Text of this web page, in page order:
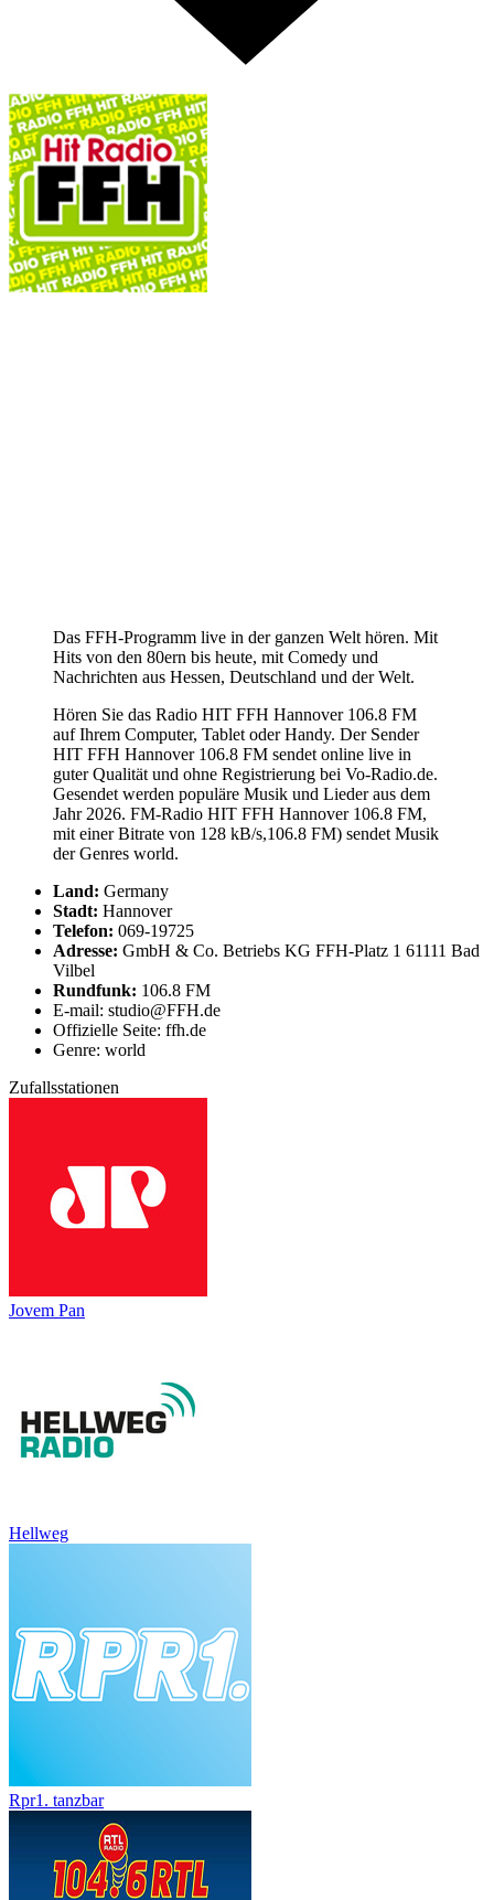
Das FFH-Programm live in der ganzen Welt hören. Mit
Hits von den 80ern bis heute, mit Comedy und
Nachrichten aus Hessen, Deutschland und der Welt.
Hören Sie das Radio HIT FFH Hannover 106.8 FM
auf Ihrem Computer, Tablet oder Handy. Der Sender
HIT FFH Hannover 106.8 FM sendet online live in
guter Qualität und ohne Registrierung bei Vo-Radio.de.
Gesendet werden populäre Musik und Lieder aus dem
Jahr 2026. FM-Radio HIT FFH Hannover 106.8 FM,
mit einer Bitrate von 128 kB/s,106.8 FM) sendet Musik
der Genres world.
Land: Germany
Stadt: Hannover
Telefon: 069-19725
Adresse: GmbH & Co. Betriebs KG FFH-Platz 1 61111 Bad
Vilbel
Rundfunk: 106.8 FM
E-mail: studio@FFH.de
Offizielle Seite: ffh.de
Genre: world
Zufallsstationen
Jovem Pan
Hellweg
Rpr1. tanzbar